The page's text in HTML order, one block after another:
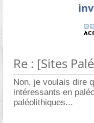
Re : [Sites
Non, je voulais dire
intéressants en
paléolithiques...